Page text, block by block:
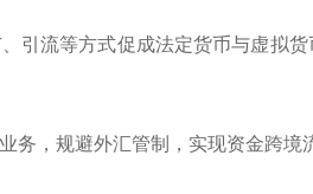
引流等方式促成法定货币与虚拟
务，规避外汇管制，实现资金跨境